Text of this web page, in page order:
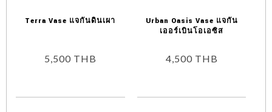
Terra Vase แจกันดินเผา
5,500 THB
Urban Oasis Vase แจกัน
เออร์เบินโอเอซิส
4,500 THB